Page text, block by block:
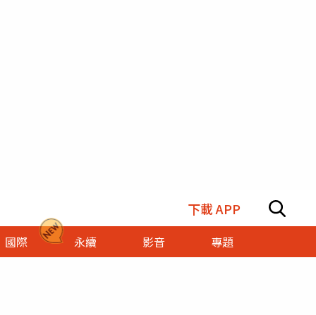
下載 APP
國際 永續 影音 專題